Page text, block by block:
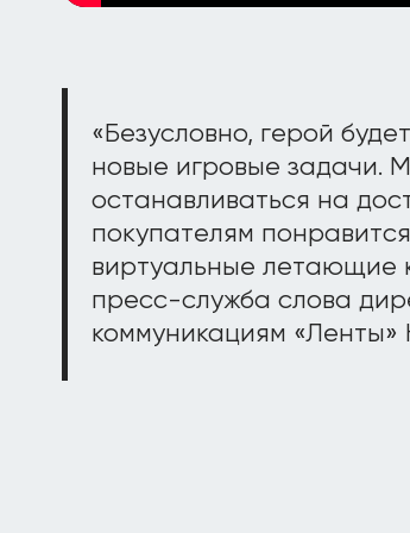
«Безусловно, герой
новые игровые задачи.
останавливаться на
покупателям
виртуальные летающие
пресс-служба слова
коммуникациям